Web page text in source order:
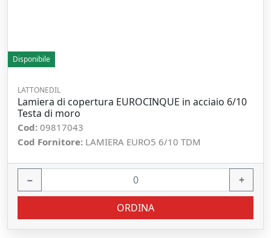
Disponibile
LATTONEDIL
Lamiera di copertura EUROCINQUE in acciaio 6/10
Testa di moro
Cod: 09817043
Cod Fornitore: LAMIERA EURO5 6/10 TDM
− +
ORDINA